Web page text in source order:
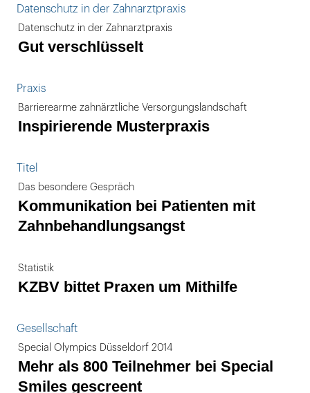
Datenschutz in der Zahnarztpraxis
Datenschutz in der Zahnarztpraxis
Gut verschlüsselt
Praxis
Barrierearme zahnärztliche Versorgungslandschaft
Inspirierende Musterpraxis
Titel
Das besondere Gespräch
Kommunikation bei Patienten mit
Zahnbehandlungsangst
Statistik
KZBV bittet Praxen um Mithilfe
Gesellschaft
Special Olympics Düsseldorf 2014
Mehr als 800 Teilnehmer bei Special
Smiles gescreent